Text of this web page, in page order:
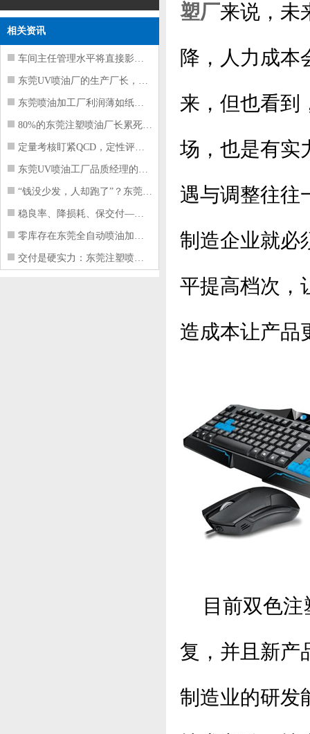
相关资讯
车间主任管理水平将直接影响东莞注塑件
东莞UV喷油厂的生产厂长，到底在给工
东莞喷油加工厂利润薄如纸？这四项基本
80%的东莞注塑喷油厂长累死累活，利
定量考核盯紧QCD，定性评价看好配合
东莞UV喷油工厂品质经理的四项核心管
“钱没少发，人却跑了”？东莞注塑喷油
稳良率、降损耗、保交付——东莞这家U
零库存在东莞全自动喷油加工厂不可行的
交付是硬实力：东莞注塑喷油厂如何用齐
塑厂来说，未
降，人力成本
来，但也看到
场，也是有实
遇与调整往往
制造企业就必
平提高档次，
造成本让产品
目前双色注
复，并且新产
制造业的研发